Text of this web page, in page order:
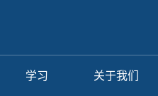
学习 关于我们